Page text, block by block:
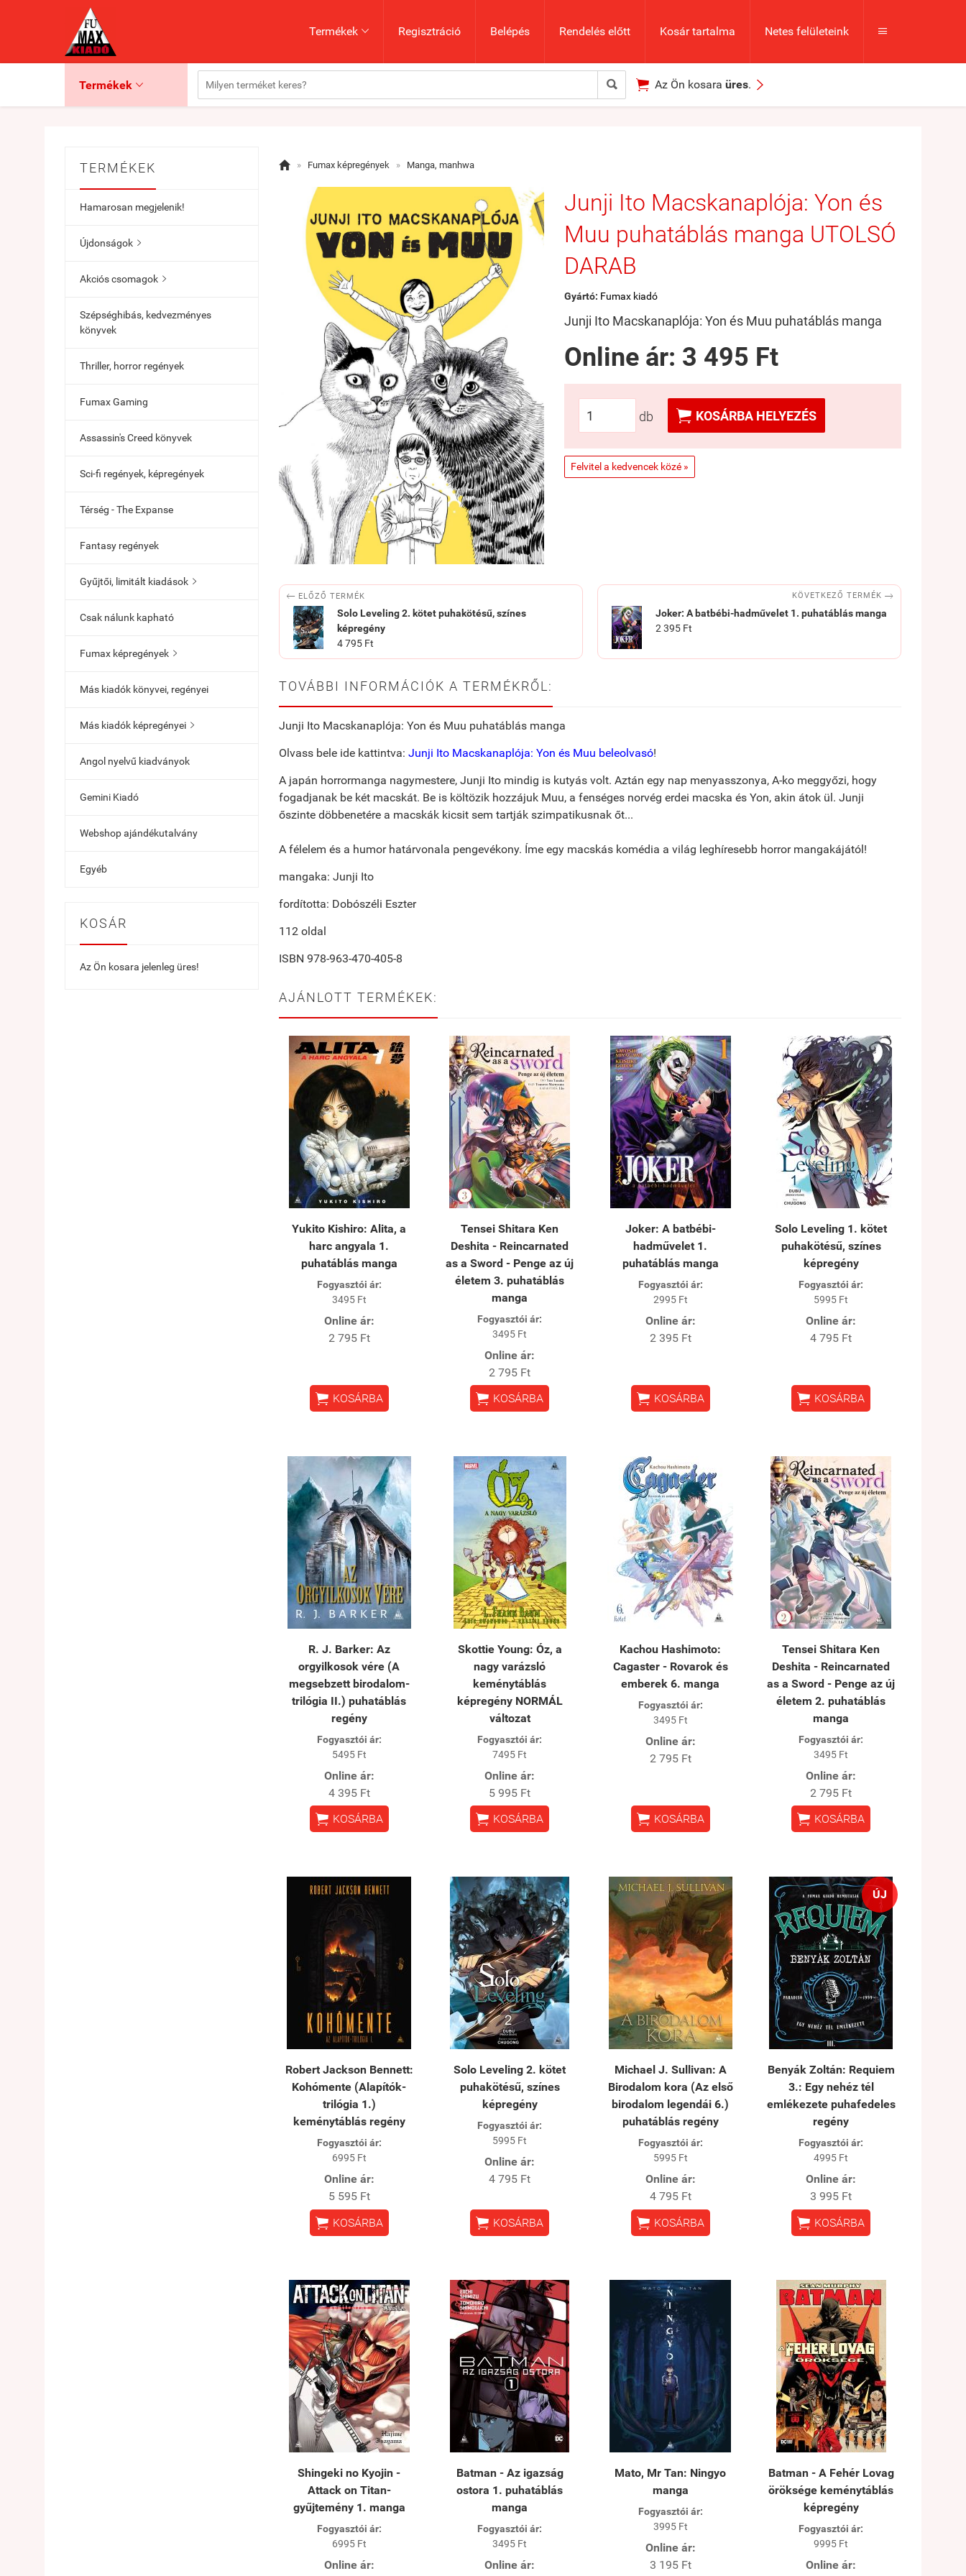
Termékek  Regisztráció Belépés Rendelés előtt Kosár tartalma Netes felületeink 
Termékek    Az Ön kosara üres. 
TERMÉKEK
Hamarosan megjelenik!
Újdonságok 
Akciós csomagok 
Szépséghibás, kedvezményes
könyvek
Thriller, horror regények
Fumax Gaming
Assassin's Creed könyvek
Sci-fi regények, képregények
Térség - The Expanse
Fantasy regények
Gyűjtői, limitált kiadások 
Csak nálunk kapható
Fumax képregények 
Más kiadók könyvei, regényei
Más kiadók képregényei 
Angol nyelvű kiadványok
Gemini Kiadó
Webshop ajándékutalvány
Egyéb
KOSÁR
Az Ön kosara jelenleg üres!
 » Fumax képregények » Manga, manhwa
Junji Ito Macskanaplója: Yon és
Muu puhatáblás manga UTOLSÓ
DARAB
Gyártó: Fumax kiadó
Junji Ito Macskanaplója: Yon és Muu puhatáblás manga
Online ár: 3 495 Ft
db  KOSÁRBA HELYEZÉS
Felvitel a kedvencek közé »
 ELŐZŐ TERMÉK
Solo Leveling 2. kötet puhakötésű, színes
képregény
4 795 Ft
KÖVETKEZŐ TERMÉK 
Joker: A batbébi-hadművelet 1. puhatáblás manga
2 395 Ft
TOVÁBBI INFORMÁCIÓK A TERMÉKRŐL:
Junji Ito Macskanaplója: Yon és Muu puhatáblás manga
Olvass bele ide kattintva: Junji Ito Macskanaplója: Yon és Muu beleolvasó!
A japán horrormanga nagymestere, Junji Ito mindig is kutyás volt. Aztán egy nap menyasszonya, A-ko meggyőzi, hogy
fogadjanak be két macskát. Be is költözik hozzájuk Muu, a fenséges norvég erdei macska és Yon, akin átok ül. Junji
őszinte döbbenetére a macskák kicsit sem tartják szimpatikusnak őt...
A félelem és a humor határvonala pengevékony. Íme egy macskás komédia a világ leghíresebb horror mangakájától!
mangaka: Junji Ito
fordította: Dobószéli Eszter
112 oldal
ISBN 978-963-470-405-8
AJÁNLOTT TERMÉKEK:
Yukito Kishiro: Alita, a
harc angyala 1.
puhatáblás manga
Fogyasztói ár:
3495 Ft
Online ár:
2 795 Ft
 KOSÁRBA
Tensei Shitara Ken
Deshita - Reincarnated
as a Sword - Penge az új
életem 3. puhatáblás
manga
Fogyasztói ár:
3495 Ft
Online ár:
2 795 Ft
 KOSÁRBA
Joker: A batbébi-
hadművelet 1.
puhatáblás manga
Fogyasztói ár:
2995 Ft
Online ár:
2 395 Ft
 KOSÁRBA
Solo Leveling 1. kötet
puhakötésű, színes
képregény
Fogyasztói ár:
5995 Ft
Online ár:
4 795 Ft
 KOSÁRBA
R. J. Barker: Az
orgyilkosok vére (A
megsebzett birodalom-
trilógia II.) puhatáblás
regény
Fogyasztói ár:
5495 Ft
Online ár:
4 395 Ft
 KOSÁRBA
Skottie Young: Óz, a
nagy varázsló
keménytáblás
képregény NORMÁL
változat
Fogyasztói ár:
7495 Ft
Online ár:
5 995 Ft
 KOSÁRBA
Kachou Hashimoto:
Cagaster - Rovarok és
emberek 6. manga
Fogyasztói ár:
3495 Ft
Online ár:
2 795 Ft
 KOSÁRBA
Tensei Shitara Ken
Deshita - Reincarnated
as a Sword - Penge az új
életem 2. puhatáblás
manga
Fogyasztói ár:
3495 Ft
Online ár:
2 795 Ft
 KOSÁRBA
Robert Jackson Bennett:
Kohómente (Alapítók-
trilógia 1.)
keménytáblás regény
Fogyasztói ár:
6995 Ft
Online ár:
5 595 Ft
 KOSÁRBA
Solo Leveling 2. kötet
puhakötésű, színes
képregény
Fogyasztói ár:
5995 Ft
Online ár:
4 795 Ft
 KOSÁRBA
Michael J. Sullivan: A
Birodalom kora (Az első
birodalom legendái 6.)
puhatáblás regény
Fogyasztói ár:
5995 Ft
Online ár:
4 795 Ft
 KOSÁRBA
ÚJ
Benyák Zoltán: Requiem
3.: Egy nehéz tél
emlékezete puhafedeles
regény
Fogyasztói ár:
4995 Ft
Online ár:
3 995 Ft
 KOSÁRBA
Shingeki no Kyojin -
Attack on Titan-
gyűjtemény 1. manga
Fogyasztói ár:
6995 Ft
Online ár:
Batman - Az igazság
ostora 1. puhatáblás
manga
Fogyasztói ár:
3495 Ft
Online ár:
Mato, Mr Tan: Ningyo
manga
Fogyasztói ár:
3995 Ft
Online ár:
3 195 Ft
Batman - A Fehér Lovag
öröksége keménytáblás
képregény
Fogyasztói ár:
9995 Ft
Online ár: